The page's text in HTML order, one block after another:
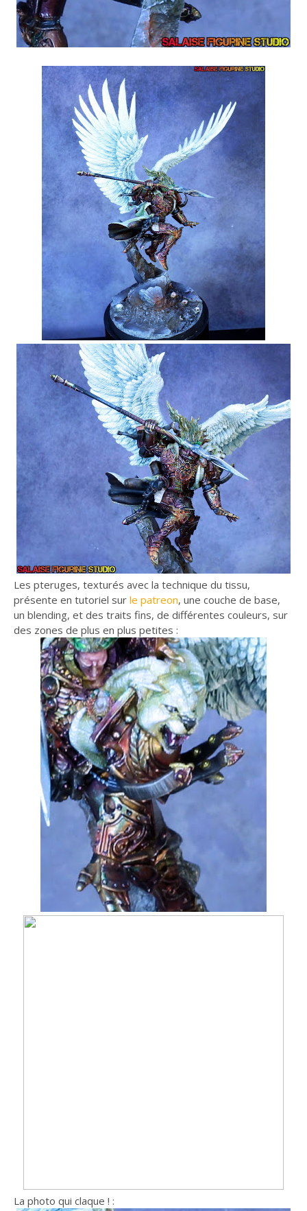
Les pteruges, texturés avec la technique du tissu,
présente en tutoriel sur le patreon, une couche de base,
un blending, et des traits fins, de différentes couleurs, sur
des zones de plus en plus petites :
La photo qui claque ! :